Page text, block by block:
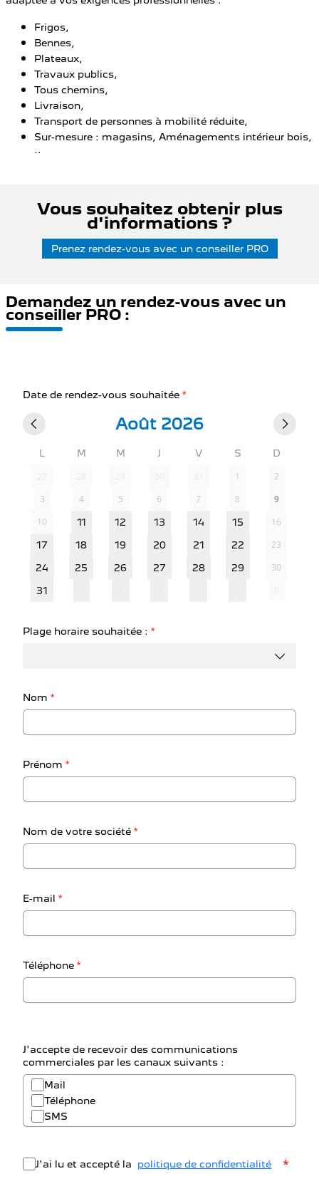
Frigos,
Bennes,
Plateaux,
Travaux publics,
Tous chemins,
Livraison,
Transport de personnes à mobilité réduite,
Sur-mesure : magasins, Aménagements intérieur bois,
..
Vous souhaitez obtenir plus
d'informations ?
Prenez rendez-vous avec un conseiller PRO
Demandez un rendez-vous avec un
conseiller PRO :
Date de rendez-vous souhaitée *
Août 2026
L M M J V S D
1
2
3
4 5 6 7 8
9
10
11 12 13 14 15 16
17 18 19 20 21 22 23
24 25 26 27 28 29 30
31
Plage horaire souhaitée : *
Nom *
Prénom *
Nom de votre société *
E-mail *
Téléphone *
J'accepte de recevoir des communications
commerciales par les canaux suivants :
Mail
Téléphone
SMS
J'ai lu et accepté la politique de confidentialité *